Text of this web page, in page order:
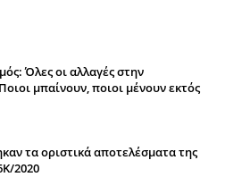
Όλες οι αλλαγές στην
μπαίνουν, ποιοι μένουν εκτός
τα οριστικά αποτελέσματα της
2020